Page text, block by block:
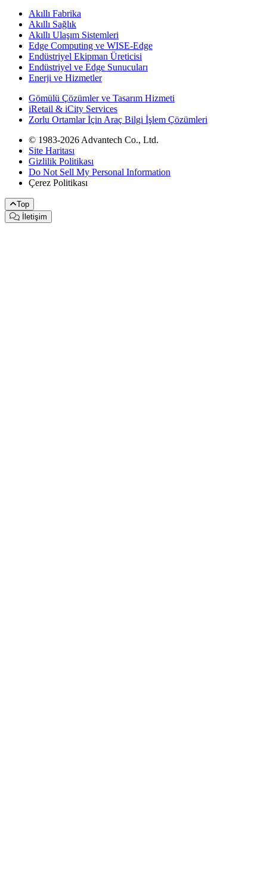
Akıllı Fabrika
Akıllı Sağlık
Akıllı Ulaşım Sistemleri
Edge Computing ve WISE-Edge
Endüstriyel Ekipman Üreticisi
Endüstriyel ve Edge Sunucuları
Enerji ve Hizmetler
Gömülü Çözümler ve Tasarım Hizmeti
iRetail & iCity Services
Zorlu Ortamlar İçin Araç Bilgi İşlem Çözümleri
© 1983-2026 Advantech Co., Ltd.
Site Haritası
Gizlilik Politikası
Do Not Sell My Personal Information
Çerez Politikası
Top
İletişim